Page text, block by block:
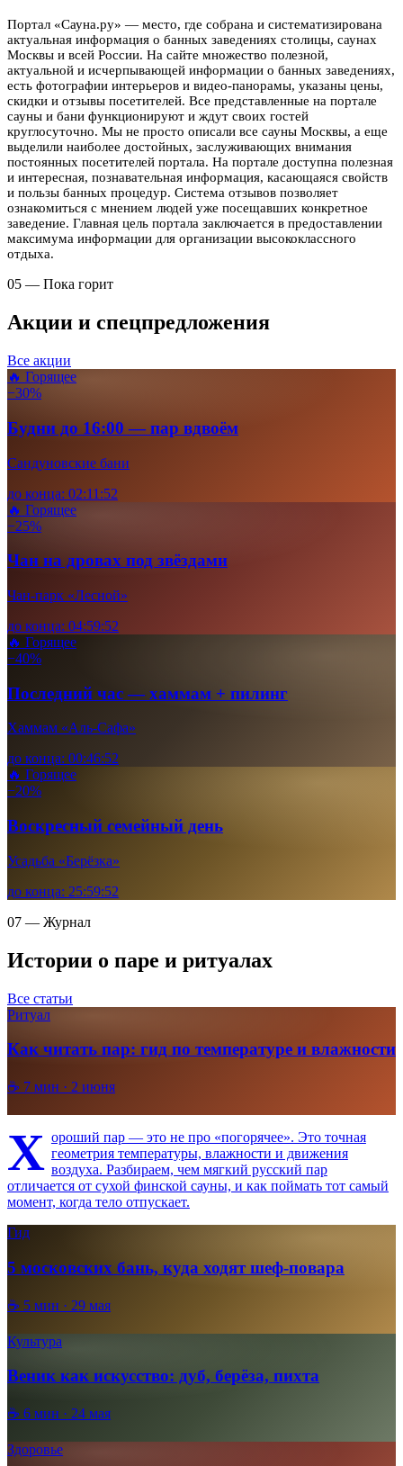
Портал «Сауна.ру» — место, где собрана и систематизирована
актуальная информация о банных заведениях столицы, саунах
Москвы и всей России. На сайте множество полезной,
актуальной и исчерпывающей информации о банных заведениях,
есть фотографии интерьеров и видео-панорамы, указаны цены,
скидки и отзывы посетителей. Все представленные на портале
сауны и бани функционируют и ждут своих гостей
круглосуточно. Мы не просто описали все сауны Москвы, а еще
выделили наиболее достойных, заслуживающих внимания
постоянных посетителей портала. На портале доступна полезная
и интересная, познавательная информация, касающаяся свойств
и пользы банных процедур. Система отзывов позволяет
ознакомиться с мнением людей уже посещавших конкретное
заведение. Главная цель портала заключается в предоставлении
максимума информации для организации высококлассного
отдыха.
05 — Пока горит
Акции и спецпредложения
Все акции
🔥 Горящее
−30%
Будни до 16:00 — пар вдвоём
Сандуновские бани
до конца: 02:11 :51
🔥 Горящее
−25%
Чан на дровах под звёздами
Чан-парк «Лесной»
до конца: 04:59:51
🔥 Горящее
−40%
Последний час — хаммам + пилинг
Хаммам «Аль-Сафа»
до конца: 00:46:51
🔥 Горящее
−20%
Воскресный семейный день
Усадьба «Берёзка»
до конца: 25:59:51
07 — Журнал
Истории о паре и ритуалах
Все статьи
Ритуал
Как читать пар: гид по температуре и влажности
☕ 7 мин · 2 июня
Х ороший пар — это не про «погорячее». Это точная
геометрия температуры, влажности и движения
воздуха. Разбираем, чем мягкий русский пар
отличается от сухой финской сауны, и как поймать тот самый
момент, когда тело отпускает.
Гид
5 московских бань, куда ходят шеф-повара
☕ 5 мин · 29 мая
Культура
Веник как искусство: дуб, берёза, пихта
☕ 6 мин · 24 мая
Здоровье